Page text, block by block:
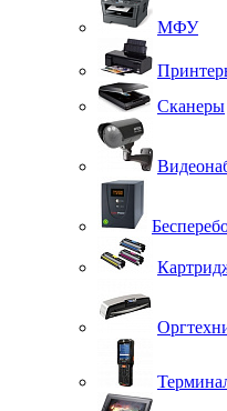
МФУ
Сканеры